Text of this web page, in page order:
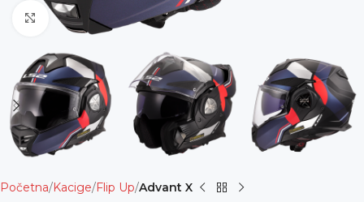
Uvećaj
Početna Kacige Flip Up Advant X